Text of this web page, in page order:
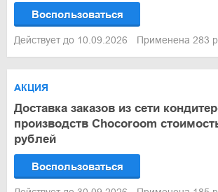
Воспользоваться
Действует до 10.09.2026 Применена 283
АКЦИЯ
Доставка заказов из сети
производств Chocoroom
рублей
Воспользоваться